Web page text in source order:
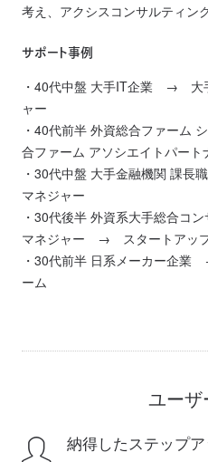
考え、アクシスコンサルティン
サポート事例
・40代中盤 大手IT企業 → 大
ャー
・40代前半 外資総合ファー
合ファーム アソシエイトパート
・30代中盤 大手金融機関 課
マネジャー
・30代後半 外資系大手総合コ
マネジャー → スタートアッ
・30代前半 日系メーカー企
ーム
ユー
納得したステップ